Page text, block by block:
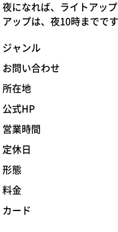
夜になれば、ライトアッ
アップは、夜10時までで
ジャンル
お問い合わせ
所在地
公式HP
営業時間
定休日
形態
料金
カード